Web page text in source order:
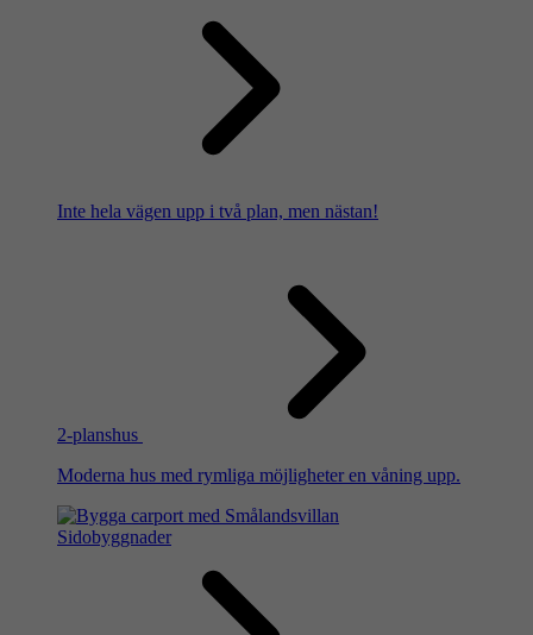
Inte hela vägen upp i två plan, men nästan!
2-planshus
Moderna hus med rymliga möjligheter en våning upp.
Sidobyggnader